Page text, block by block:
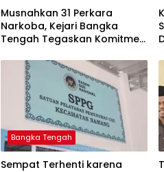
Musnahkan 31 Perkara
Narkoba, Kejari Bangka
Tengah Tegaskan Komitmen
Tuntas
Bangka Tengah
‎Sempat Terhenti karena